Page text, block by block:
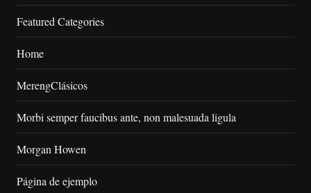
Featured Categories
Home
MerengClásicos
Morbi semper faucibus ante, non malesuada ligula
Morgan Howen
Página de ejemplo